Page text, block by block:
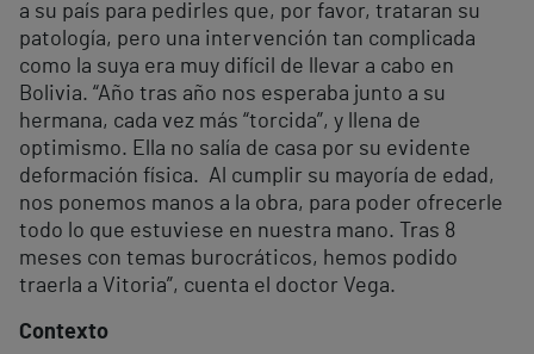
a su país para pedirles que, por favor, trataran su
patología, pero una intervención tan complicada
como la suya era muy difícil de llevar a cabo en
Bolivia. “Año tras año nos esperaba junto a su
hermana, cada vez más “torcida”, y llena de
optimismo. Ella no salía de casa por su evidente
deformación física. Al cumplir su mayoría de edad,
nos ponemos manos a la obra, para poder ofrecerle
todo lo que estuviese en nuestra mano. Tras 8
meses con temas burocráticos, hemos podido
traerla a Vitoria”, cuenta el doctor Vega.
Contexto